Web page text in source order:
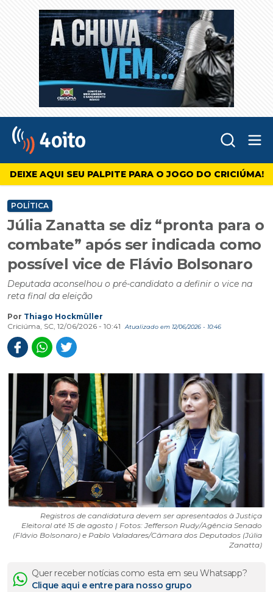
4oito
DEIXE AQUI SEU PALPITE PARA O JOGO DO CRICIÚMA!
POLÍTICA
Júlia Zanatta se diz “pronta para o
combate” após ser indicada como
possível vice de Flávio Bolsonaro
Deputada aconselhou o pré-candidato a definir o vice na
reta final da eleição
Por Thiago Hockmüller
Criciúma, SC, 12/06/2026 - 10:41
Atualizado em 12/06/2026 - 10:46
Registros de candidatura devem ser apresentados à Justiça
Eleitoral até 15 de agosto | Fotos: Jefferson Rudy/Agência Senado
(Flávio Bolsonaro) e Pablo Valadares/Câmara dos Deputados (Júlia
Zanatta)
Quer receber notícias como esta em seu Whatsapp?
Clique aqui e entre para nosso grupo